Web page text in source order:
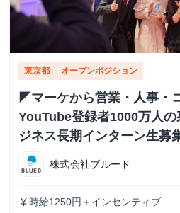
東京都 オープンポジション
◤マーケから営業・人事・
YouTube登録者1000万人
ジネス長期インターン生募
株式会社ブルード
currency_yen 時給1250円＋インセンティブ